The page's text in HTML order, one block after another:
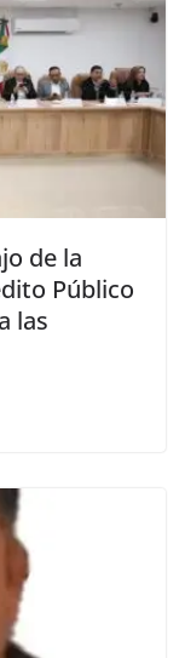
de la
Público
las